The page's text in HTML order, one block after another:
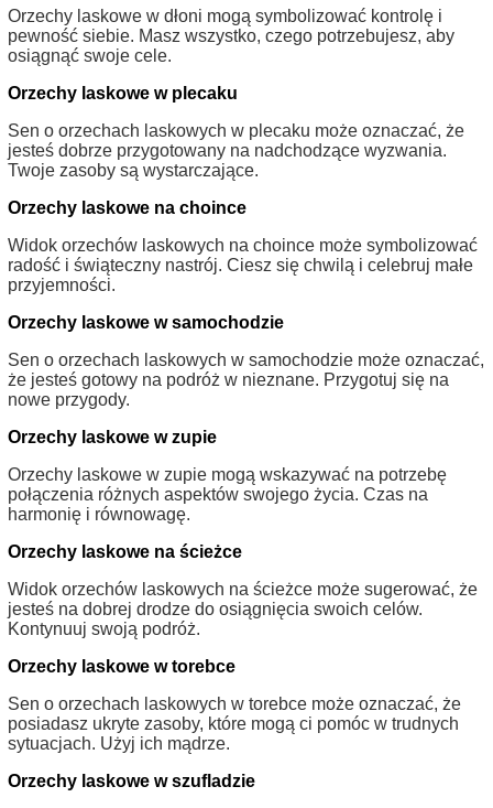
Orzechy laskowe w dłoni mogą symbolizować kontrolę i
pewność siebie. Masz wszystko, czego potrzebujesz, aby
osiągnąć swoje cele.
Orzechy laskowe w plecaku
Sen o orzechach laskowych w plecaku może oznaczać, że
jesteś dobrze przygotowany na nadchodzące wyzwania.
Twoje zasoby są wystarczające.
Orzechy laskowe na choince
Widok orzechów laskowych na choince może symbolizować
radość i świąteczny nastrój. Ciesz się chwilą i celebruj małe
przyjemności.
Orzechy laskowe w samochodzie
Sen o orzechach laskowych w samochodzie może oznaczać,
że jesteś gotowy na podróż w nieznane. Przygotuj się na
nowe przygody.
Orzechy laskowe w zupie
Orzechy laskowe w zupie mogą wskazywać na potrzebę
połączenia różnych aspektów swojego życia. Czas na
harmonię i równowagę.
Orzechy laskowe na ścieżce
Widok orzechów laskowych na ścieżce może sugerować, że
jesteś na dobrej drodze do osiągnięcia swoich celów.
Kontynuuj swoją podróż.
Orzechy laskowe w torebce
Sen o orzechach laskowych w torebce może oznaczać, że
posiadasz ukryte zasoby, które mogą ci pomóc w trudnych
sytuacjach. Użyj ich mądrze.
Orzechy laskowe w szufladzie